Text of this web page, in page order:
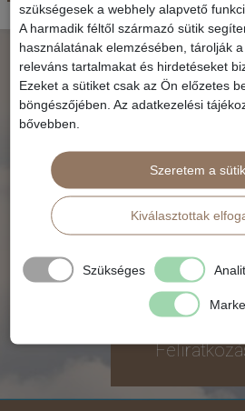
IRATKOZZON FEL
szükségesek a webhely alapvető
A harmadik féltől származó sütik
használatának elemzésében, tárolják
releváns tartalmakat és hirdetéseket
Ezeket a sütiket csak az Ön előzetes
böngészőjében. Az adatkezelési
bővebben.
Szeretem a
Kiválasztottak
Szükséges